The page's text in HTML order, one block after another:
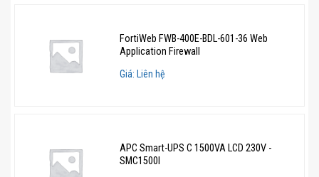
FortiWeb FWB-400E-BDL-601-36 Web
Application Firewall
Giá: Liên hệ
APC Smart-UPS C 1500VA LCD 230V -
SMC1500I